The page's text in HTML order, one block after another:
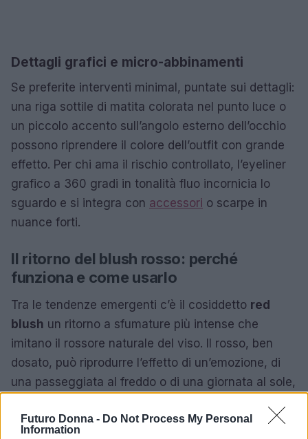
Futuro Donna - Do Not Process My Personal
Information
Dettagli grafici e micro-abbinamenti
Se preferite interventi minimal, puntate sui dettagli:
una riga sottile di matita colorata nel punto luce o
un piccolo accento sull’angolo esterno dell’occhio
possono riprendere il colore dell’outfit con grande
effetto. Per chi ama il rischio controllato, l’eyeliner
grafico a 360 gradi in tonalità fluo incornicia lo
sguardo e si integra con accessori o scarpe in
nuance forti.
Il ritorno del blush rosso: perché
funziona e come usarlo
Tra le tendenze emergenti c’è il cosiddetto red
blush un ritorno a sfumature più intense che
imitano il rossore naturale del viso. Il rosso, ben
dosato, può riprodurre l’effetto di un’emozione, di
una passeggiata al freddo o di una giornata al sole,
toni più artificiali.